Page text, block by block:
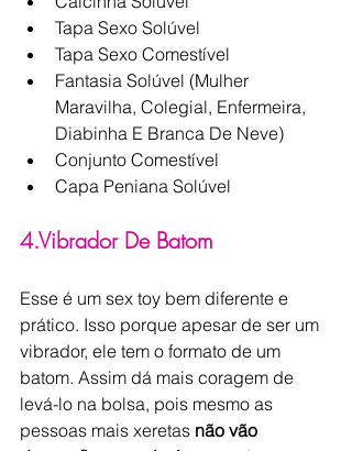
Tapa Sexo Solúvel
Tapa Sexo Comestível
Fantasia Solúvel (Mulher
Maravilha, Colegial, Enfermeira,
Diabinha E Branca De Neve)
Conjunto Comestível
Capa Peniana Solúvel
4.Vibrador De Batom
Esse é um sex toy bem diferente e
prático. Isso porque apesar de ser um
vibrador, ele tem o formato de um
batom. Assim dá mais coragem de
levá-lo na bolsa, pois mesmo as
pessoas mais xeretas não vão